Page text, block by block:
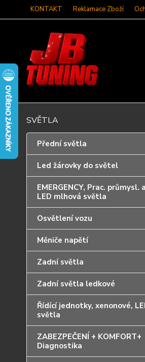
KONTAKT Reklamace Zboží
SVĚTLA
Přední světla
Led žárovky do světel
EMERGENCY, Prac. průmysl. a
LED mlhová světla
Osvětlení vozu
Měniče napětí
Zadní světla
Zadní světla ledkové
Řídící jednotky, xenonové,
světla
ZABEZPEČENÍ + KOMFORT+
Diagnostika